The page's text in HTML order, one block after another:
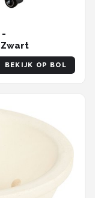
-
BEKIJK OP BOL